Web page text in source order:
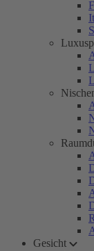
Gesicht